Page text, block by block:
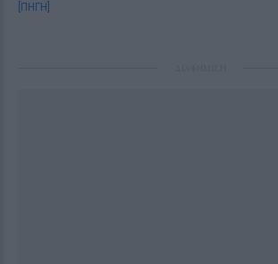
[ΠΗΓΗ]